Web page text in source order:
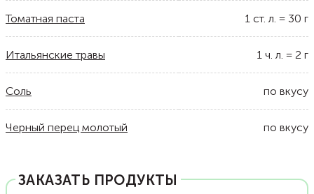
Томатная паста 1 ст. л. = 30 г
Итальянские травы 1 ч. л. = 2 г
Соль по вкусу
Черный перец молотый по вкусу
ЗАКАЗАТЬ ПРОДУКТЫ